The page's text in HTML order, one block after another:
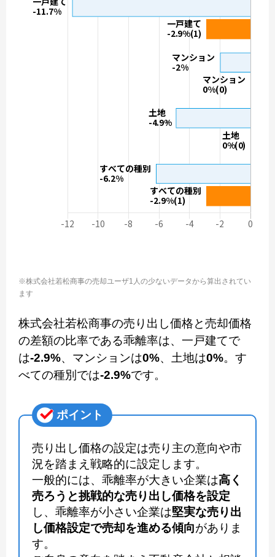
※株式会社若松商事の売却ユーザ1人の少ないデータから算出されてい
ます
株式会社若松商事の売り出し価格と売却価格
の差額の比率である乖離率は、一戸建てで
は-2.9%、マンションは0%、土地は0%。す
べての種別では-2.9%です。
ポイント
売り出し価格の設定は売り主の意向や市
況を踏まえ戦略的に設定します。
一般的には、乖離率が大きい企業は高く
売ろうと挑戦的な売り出し価格を設定
し、乖離率が小さい企業は堅実な売り出
し価格設定で売却を進める傾向がありま
す。